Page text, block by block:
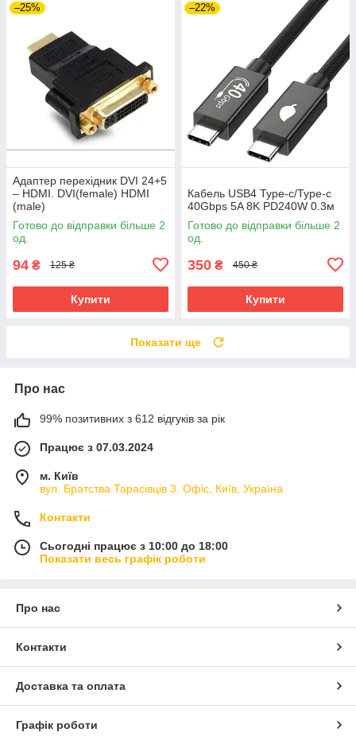
–25%
Адаптер перехідник DVI 24+5
– HDMI. DVI(female) HDMI
(male)
Готово до відправки більше 2
од.
94 ₴ 125 ₴
Купити
–22%
Кабель USB4 Type-c/Type-c
40Gbps 5A 8K PD240W 0.3м
Готово до відправки більше 2
од.
350 ₴ 450 ₴
Купити
Показати ще
Про нас
99% позитивних з 612 відгуків за рік
Працює з 07.03.2024
м. Київ
вул. Братства Тарасівців 3. Офіс, Київ, Україна
Контакти
Сьогодні працює з 10:00 до 18:00
Показати весь графік роботи
Про нас
Контакти
Доставка та оплата
Графік роботи